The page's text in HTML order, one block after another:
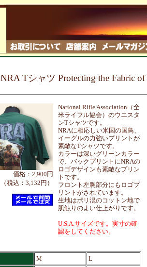
NRA Tシャツ Protecting the Fabric
価格：2,900円
（税込：3,132円）
National Rifle Association（全
米ライフル協会）のウエスタ
ンTシャツです。
NRAに相応しい米国の国鳥、
イーグルの力強いプリントが
素敵なTシャツです。
カラーは深いグリーンカラー
で、バックプリントにNRAの
ロゴデザインも素敵なプリン
トです。
フロント左胸部分にもロゴプ
リントがされています。
生地はポリ混のコットン地で
肌触りのよい仕上がりです。
U.S.A.サイズです。実寸の確
認をしてください。
M
L